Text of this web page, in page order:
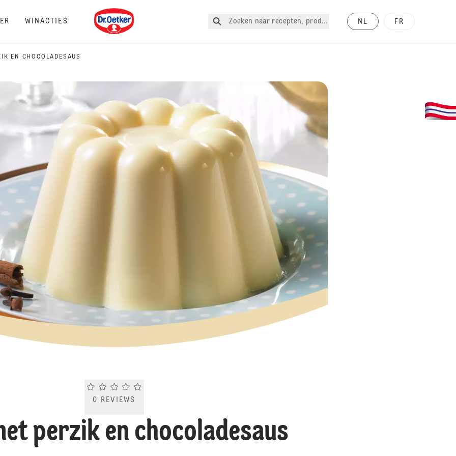
WINACTIES
Dr. Oetker
Zoeken naar recepten, producten, enz. NL FR
EN CHOCOLADESAUS
Current rating 0.0. Click to rate.
0 REVIEWS
perzik en chocoladesaus